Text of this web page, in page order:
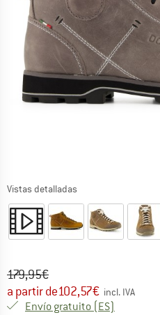
Vistas detalladas
Precio original :
179,95€
Precio:
a partir de102,57€ incl. IVA
Envío gratuito (ES)